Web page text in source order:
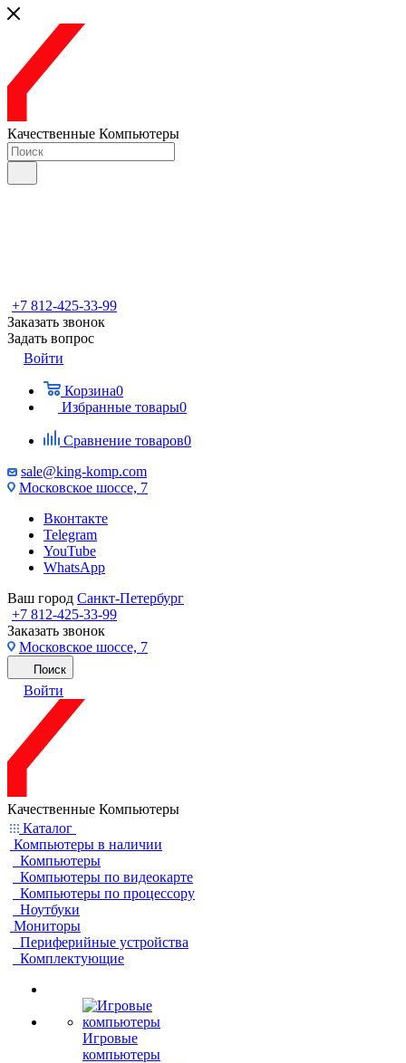
Качественные Компьютеры
+7 812-425-33-99
Заказать звонок
Задать вопрос
Войти
Корзина0
Избранные товары0
Сравнение товаров0
sale@king-komp.com
Московское шоссе, 7
Вконтакте
Telegram
YouTube
WhatsApp
Ваш город Санкт-Петербург
+7 812-425-33-99
Заказать звонок
Московское шоссе, 7
Поиск
Войти
Качественные Компьютеры
Каталог
Компьютеры в наличии
Компьютеры
Компьютеры по видеокарте
Компьютеры по процессору
Ноутбуки
Мониторы
Периферийные устройства
Комплектующие
Игровые
компьютеры